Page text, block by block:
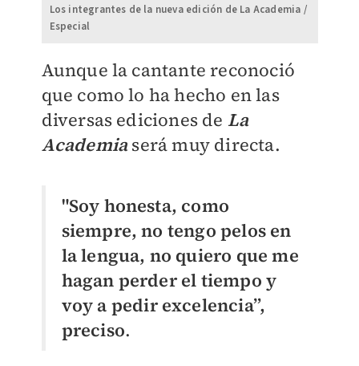
Los integrantes de la nueva edición de La Academia /
Especial
Aunque la cantante reconoció
que como lo ha hecho en las
diversas ediciones de La
Academiaserá muy directa.
"Soy honesta, como
siempre, no tengo pelos en
la lengua, no quiero que me
hagan perder el tiempo y
voy a pedir excelencia”,
preciso.